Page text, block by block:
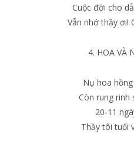
Cuộc đời cho
Vẫn nhớ thầy ơi!
4. HOA VÀ
Nụ hoa
Còn rung rinh
20-11
Thầy tôi tuổi